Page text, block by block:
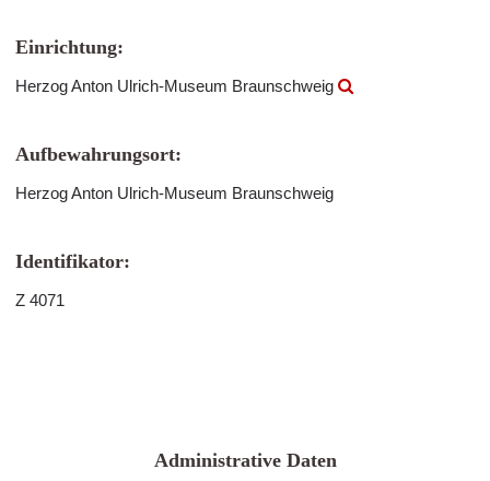
Einrichtung:
Herzog Anton Ulrich-Museum Braunschweig
Aufbewahrungsort:
Herzog Anton Ulrich-Museum Braunschweig
Identifikator:
Z 4071
Administrative Daten